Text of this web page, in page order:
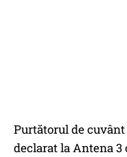
Purtătorul de
declarat la Antena